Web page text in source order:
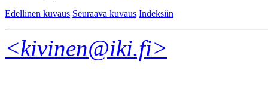
Edellinen kuvaus Seuraava kuvaus Indeksiin
<kivinen@iki.fi>